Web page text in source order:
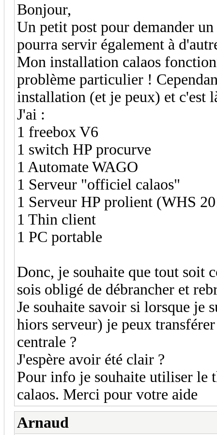
Bonjour,
Un petit post pour demander
pourra servir également à
Mon installation calaos
problème particulier !
installation (et je peux) et c'est
J'ai :
1 freebox V6
1 switch HP procurve
1 Automate WAGO
1 Serveur "officiel calaos"
1 Serveur HP prolient (WHS
1 Thin client
1 PC portable
Donc, je souhaite que tout soit
sois obligé de débrancher et
Je souhaite savoir si lorsque je
hiors serveur) je peux
centrale ?
J'espère avoir été clair ?
Pour info je souhaite utiliser le
calaos. Merci pour votre aide
Arnaud